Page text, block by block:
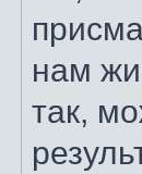
нам
так,